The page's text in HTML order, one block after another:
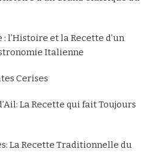
l’Histoire et la Recette d’un
Italienne
Cerises
La Recette qui fait Toujours
La Recette Traditionnelle du